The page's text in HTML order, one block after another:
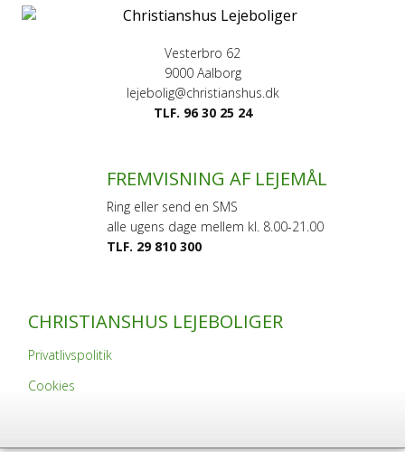
Vesterbro 62
9000 Aalborg
lejebolig@christianshus.dk
TLF. 96 30 25 24
FREMVISNING AF LEJEMÅL
Ring eller send en SMS
alle ugens dage mellem kl. 8.00-21.00
TLF. 29 810 300
CHRISTIANSHUS LEJEBOLIGER
Privatlivspolitik
Cookies